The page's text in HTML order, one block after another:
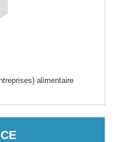
alimentaire